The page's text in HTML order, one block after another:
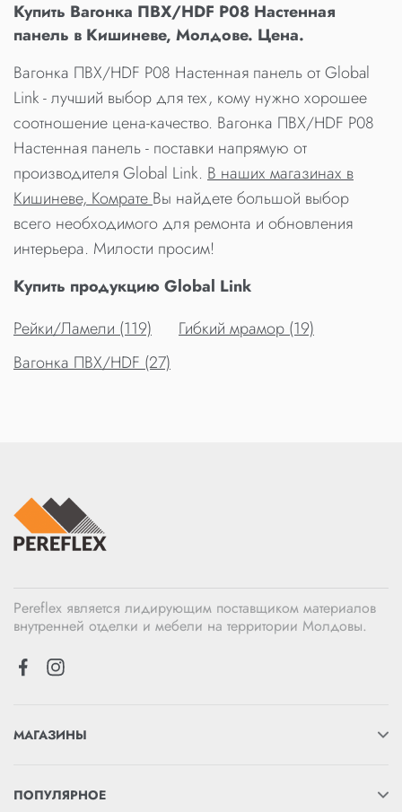
Купить Вагонка ПВХ/HDF P08 Настенная
панель в Кишиневе, Молдове. Цена.
Вагонка ПВХ/HDF P08 Настенная панель от Global
Link - лучший выбор для тех, кому нужно хорошее
соотношение цена-качество. Вагонка ПВХ/HDF P08
Настенная панель - поставки напрямую от
производителя Global Link. В наших магазинах в
Кишиневе, КомратеВы найдете большой выбор
всего необходимого для ремонта и обновления
интерьера. Милости просим!
Купить продукцию Global Link
Рейки/Ламели (119)
Гибкий мрамор (19)
Вагонка ПВХ/HDF (27)
Pereflex является лидирующим поставщиком материалов
внутренней отделки и мебели на территории Молдовы.
МАГАЗИНЫ
ПОПУЛЯРНОЕ